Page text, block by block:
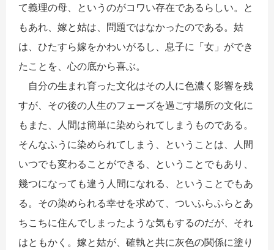
て義理の母、というのがコワい存在であるらしい。と
もあれ、嫁と姑は、問題ではなかったのである。姑
は、ひたすら嫁をかわいがるし、息子に「女」ができ
たことを、心の底から喜ぶ。
自分の生まれ育った文化はその人に色濃く影響を残
すが、その後の人生のフェーズを過ごす場所の文化に
もまた、人間は簡単に染められてしまうものである。
そんなふうに染められてしまう、ということは、人間
いつでも変わることができる、ということでもあり、
幾つになっても違う人間になれる、ということでもあ
る。その染められる幸せを求めて、ついふらふらとあ
ちこちに住んでしまったような気もするのだが、それ
はともかく。嫁と姑が、確執と共に灰色の関係に塗り